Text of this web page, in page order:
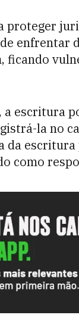
proteger
enfrentar
a escritura
la no
da
como